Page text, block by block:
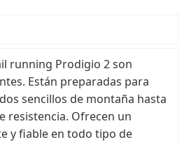
running Prodigio 2 son
Están preparadas para
sencillos de montaña hasta
resistencia. Ofrecen un
y fiable en todo tipo de